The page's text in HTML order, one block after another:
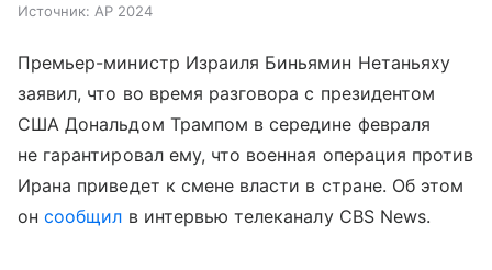
Источник: AP 2024
Премьер-министр Израиля Биньямин Нетаньяху
заявил, что во время разговора с президентом
США Дональдом Трампом в середине февраля
не гарантировал ему, что военная операция против
Ирана приведет к смене власти в стране. Об этом
онсообщил в интервью телеканалу CBS News.